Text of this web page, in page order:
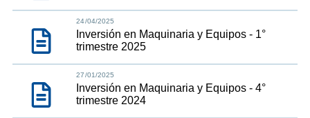
24/04/2025
Inversión en Maquinaria y Equipos - 1°
trimestre 2025
27/01/2025
Inversión en Maquinaria y Equipos - 4°
trimestre 2024